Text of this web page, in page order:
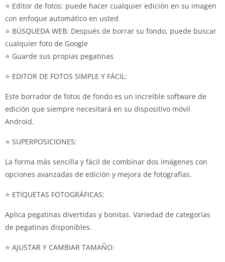
⭐ Editor de fotos: puede hacer cualquier edición en su imagen
con enfoque automático en usted
⭐ BÚSQUEDA WEB: Después de borrar su fondo, puede buscar
cualquier foto de Google
⭐ Guarde sus propias pegatinas
⭐ EDITOR DE FOTOS SIMPLE Y FÁCIL:
Este borrador de fotos de fondo es un increíble software de
edición que siempre necesitará en su dispositivo móvil
Android.
⭐ SUPERPOSICIONES:
La forma más sencilla y fácil de combinar dos imágenes con
opciones avanzadas de edición y mejora de fotografías.
⭐ ETIQUETAS FOTOGRÁFICAS:
Aplica pegatinas divertidas y bonitas. Variedad de categorías
de pegatinas disponibles.
⭐ AJUSTAR Y CAMBIAR TAMAÑO: